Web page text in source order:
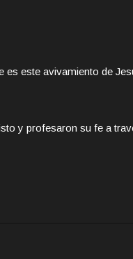
este avivamiento de
y profesaron su fe a